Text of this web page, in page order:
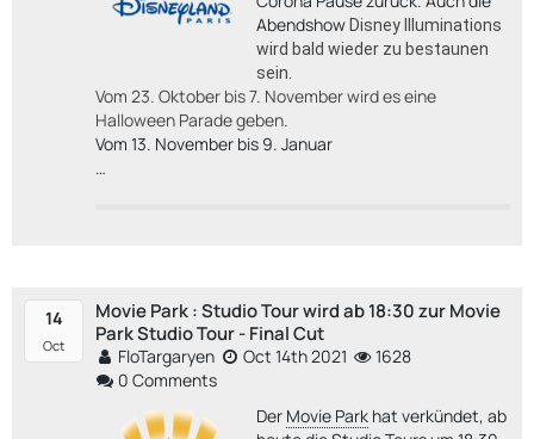
Abendshow Disney Illuminations
wird bald wieder zu bestaunen
sein.
Vom 23. Oktober bis 7. November wird es eine
Halloween Parade geben.
Vom 13. November bis 9. Januar
…
14
Oct
Movie Park : Studio Tour wird ab 18:30 zur Movie
Park Studio Tour - Final Cut
FloTargaryen Oct 14th 2021
1628
0 Comments
Der Movie Park hat verkündet, ab